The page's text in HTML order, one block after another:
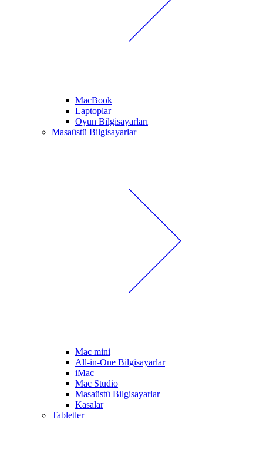
MacBook
Laptoplar
Oyun Bilgisayarları
Masaüstü Bilgisayarlar
Mac mini
All-in-One Bilgisayarlar
iMac
Mac Studio
Masaüstü Bilgisayarlar
Kasalar
Tabletler